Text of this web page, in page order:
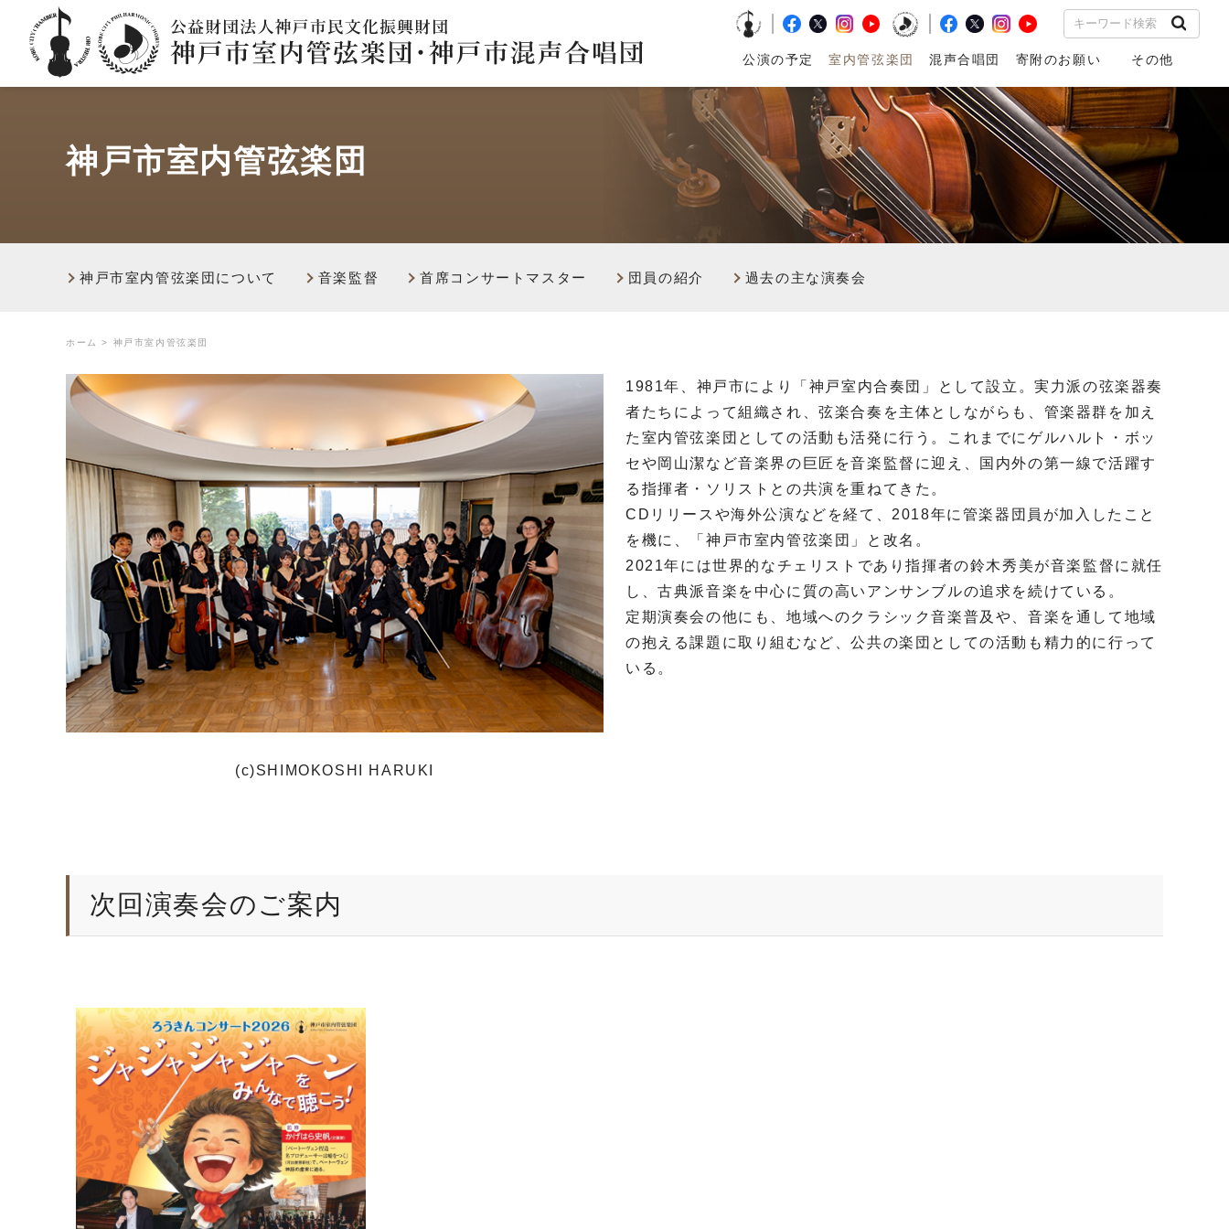
公演の予定 室内管弦楽団
音楽監督
首席コンサートマスタ
ー
団員の紹
混声合唱団
音楽監督 団員の紹介
寄附のお願い その他
友の会
神戸市室内管弦楽団
神戸市室内管弦楽団について 音楽監督 首席コンサートマスター 団員の紹介 過去の主な演奏会
ホーム > 神戸市室内管弦楽団
(c)SHIMOKOSHI HARUKI
1981年、神戸市により「神戸室内合奏団」として設立。実力派の弦楽器奏
者たちによって組織され、弦楽合奏を主体としながらも、管楽器群を加え
た室内管弦楽団としての活動も活発に行う。これまでにゲルハルト・ボッ
セや岡山潔など音楽界の巨匠を音楽監督に迎え、国内外の第一線で活躍す
る指揮者・ソリストとの共演を重ねてきた。
CD リリースや海外公演などを経て、 2018年に管楽器団員が加入したこと
を機に、「神戸市室内管弦楽団」と改名。
2021年には世界的なチェリストであり指揮者の鈴木秀美が音楽監督に就任
し、古典派音楽を中心に質の高いアンサンブルの追求を続けている。
定期演奏会の他にも、地域へのクラシック音楽普及や、音楽を通して地域
の抱える課題に取り組むなど、公共の楽団としての活動も精力的に行って
いる。
次回演奏会のご案内